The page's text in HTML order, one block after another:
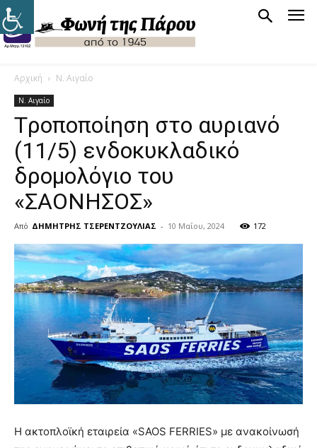
Αρχική Ν. Αιγαίο
Ν. Αιγαίο
Tροποποίηση στο αυριανό
(11/5) ενδοκυκλαδικό
δρομολόγιο του
«ΣΑΟΝΗΣΟΣ»
Από ΔΗΜΗΤΡΗΣ ΤΣΕΡΕΝΤΖΟΥΛΙΑΣ - 10 Μαΐου, 2024 172
Η ακτοπλοϊκή εταιρεία «SAOS FERRIES» με ανακοίνωσή